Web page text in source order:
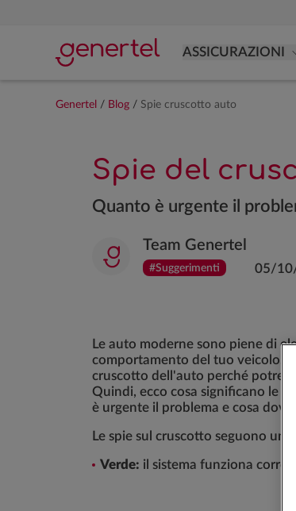
ASSICURAZIONI
Genertel / Blog / Spie cruscotto auto
Spie del
Quanto è urgente il
Team Genertel
#Suggerimenti 05/
Le auto moderne sono piene di
comportamento del tuo veicolo. È
cruscotto dell'auto perché
Quindi, ecco cosa significano le
è urgente il problema e cosa
Le spie sul cruscotto seguono un
Verde: il sistema funziona